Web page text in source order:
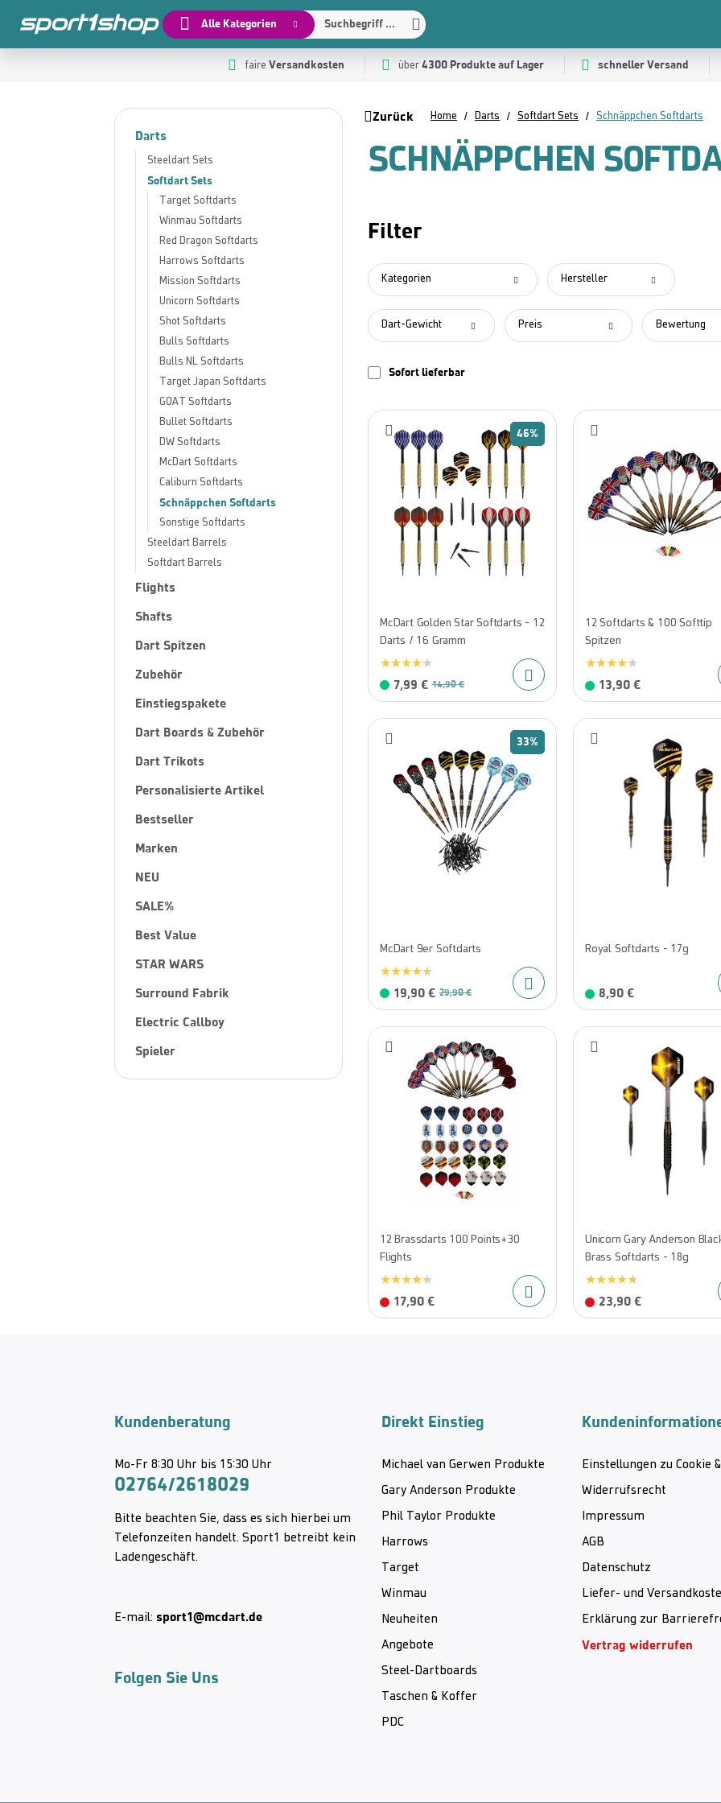
Alle Kategorien Suchbegriff ...
faire Versandkosten über 4300 Produkte auf Lager schneller Versand
Darts
Steeldart Sets
Softdart Sets
Target Softdarts
Winmau Softdarts
Red Dragon Softdarts
Harrows Softdarts
Mission Softdarts
Unicorn Softdarts
Shot Softdarts
Bulls Softdarts
Bulls NL Softdarts
Target Japan Softdarts
GOAT Softdarts
Bullet Softdarts
DW Softdarts
McDart Softdarts
Caliburn Softdarts
Schnäppchen Softdarts
Sonstige Softdarts
Steeldart Barrels
Softdart Barrels
Flights
Shafts
Dart Spitzen
Zubehör
Einstiegspakete
Dart Boards & Zubehör
Dart Trikots
Personalisierte Artikel
Bestseller
Marken
NEU
SALE%
Best Value
STAR WARS
Surround Fabrik
Electric Callboy
Spieler
Zurück Home Darts Softdart Sets Schnäppchen Softdarts
SCHNÄPPCHEN
Filter
Kategorien Hersteller
Dart-Gewicht Preis Bewertung
Sofort lieferbar
46%
McDart Golden Star Softdarts - 12
Darts / 16 Gramm
7,99 € 14,90 €
12 Softdarts & 100 Softtip
Spitzen
13,90 €
33%
McDart 9er Softdarts
19,90 € 29,90 €
Royal Softdarts - 17g
8,90 €
12 Brassdarts 100 Points+30
Flights
17,90 €
Unicorn Gary Anderson
Brass Softdarts - 18g
23,90 €
Kundenberatung
Mo-Fr 8:30 Uhr bis 15:30 Uhr
02764/2618029
Bitte beachten Sie, dass es sich hierbei um
Telefonzeiten handelt. Sport1 betreibt kein
Ladengeschäft.
E-mail: sport1@mcdart.de
Folgen Sie Uns
Direkt Einstieg
Michael van Gerwen Produkte
Gary Anderson Produkte
Phil Taylor Produkte
Harrows
Target
Winmau
Neuheiten
Angebote
Steel-Dartboards
Taschen & Koffer
PDC
Einstellungen zu Cookie
Widerrufsrecht
Impressum
AGB
Datenschutz
Liefer- und
Erklärung zur
Vertrag widerrufen